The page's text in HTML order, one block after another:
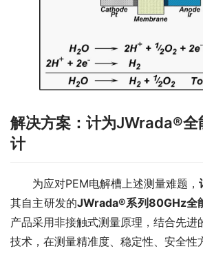
解决方案：计为JWrada®全
计
为应对PEM电解槽上述测量难题，
其自主研发的JWrada®系列80GHz全
产品采用非接触式测量原理，结合先进
技术，在测量精准度、稳定性、安全性